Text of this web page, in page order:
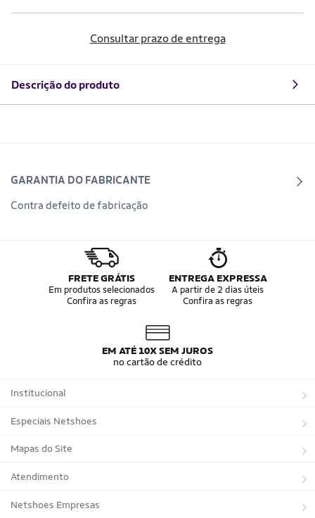
Consultar prazo de entrega
Descrição do produto
GARANTIA DO FABRICANTE
Contra defeito de fabricação
FRETE GRÁTIS
Em produtos selecionados
Confira as regras
ENTREGA EXPRESSA
A partir de 2 dias úteis
Confira as regras
EM ATÉ 10X SEM JUROS
no cartão de crédito
Institucional
Sobre a Netshoes
Política de Privacidade
Programa de Afiliados
Regulamentos
Especiais Netshoes
Suplementos
Corrida
Bicicletas
Mapas do Site
Marcas
Tipos de Produtos
Atendimento
Trocas e devoluções
Netshoes Empresas